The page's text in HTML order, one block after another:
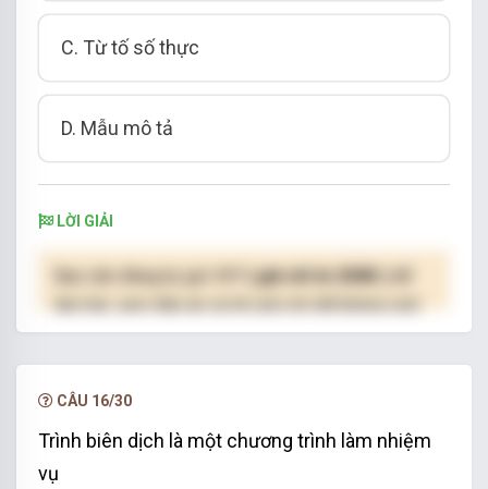
C. Từ tố số thực
D. Mẫu mô tả
LỜI GIẢI
( giá chỉ từ 250K )
hạn.
CÂU 16/30
Trình biên dịch là một chương trình làm nhiệm
vụ